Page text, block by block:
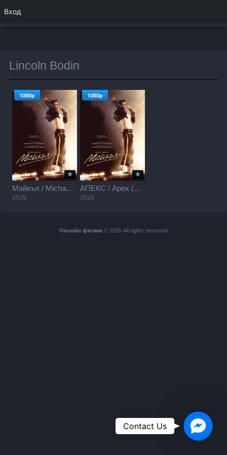
Lincoln Bodin
Майкъл / Michael (2026)
2026
1080p
АПЕКС / Apex (2026)
2026
1080p
Онлайн филми © 2026 All rights reserved
Вход
Contact Us